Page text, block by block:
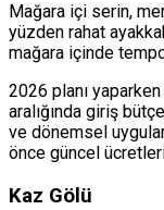
Mağara içi serin,
yüzden rahat
mağara içinde
2026 planı
aralığında giriş
ve dönemsel
önce güncel
Kaz Gölü